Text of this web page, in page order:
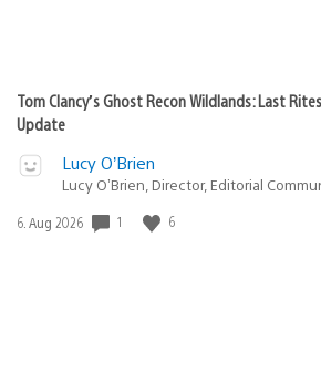
Tom Clancy’s Ghost Recon Wildlands: Last
Update
Lucy O’Brien
Lucy O’Brien, Director, Editorial
Veröffentlichungsdatum:
6. Aug 2026 1 6